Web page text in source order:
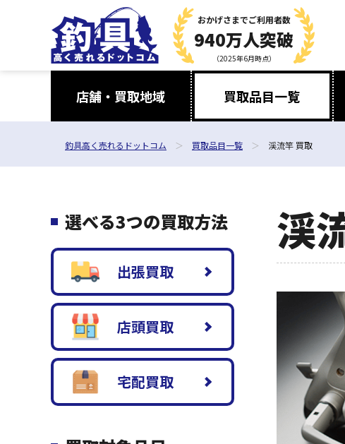
おかげさまでご利用者数
940万人突破
（2025年6月時点）
店舗・買取地域 買取品目一覧
釣具高く売れるドットコム 買取品目一覧 渓流竿 買取
渓
選べる3つの買取方法
出張買取
店頭買取
宅配買取